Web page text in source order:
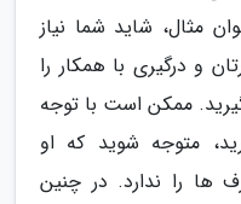
مثال، شاید شما نیاز
و درگیری با همکار را
ممکن است با توجه
متوجه شوید که او
را ندارد. در چنین